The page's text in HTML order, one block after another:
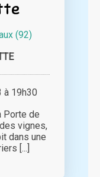
(92)
à 19h30
Porte de
vignes,
dans une
[...]